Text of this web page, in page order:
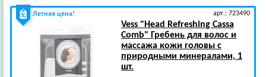
Летняя цена! арт.: 723490
Vess"Head Refreshing Cassa
Comb" Гребень для волос и
массажа кожи головы c
природными минералами, 1
шт.